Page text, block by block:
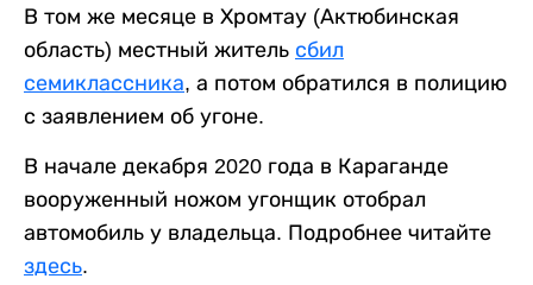
В том же месяце в Хромтау (Актюбинская
область) местный житель сбил
семиклассника, а потом обратился в полицию
с заявлением об угоне.
В начале декабря 2020 года в Караганде
вооруженный ножом угонщик отобрал
автомобиль у владельца. Подробнее читайте
здесь.